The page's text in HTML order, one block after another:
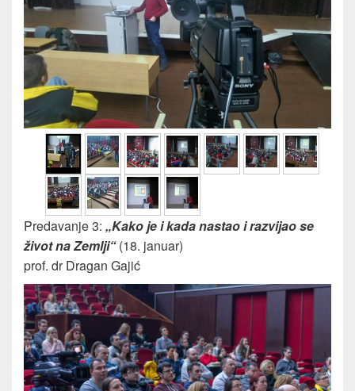
Predavanje 3: „Kako je i kada nastao i razvijao se
život na Zemlji“(18. januar)
prof. dr Dragan Gajić